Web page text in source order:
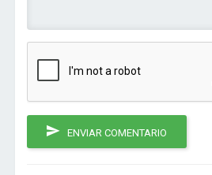
ENVIAR COMENTARIO